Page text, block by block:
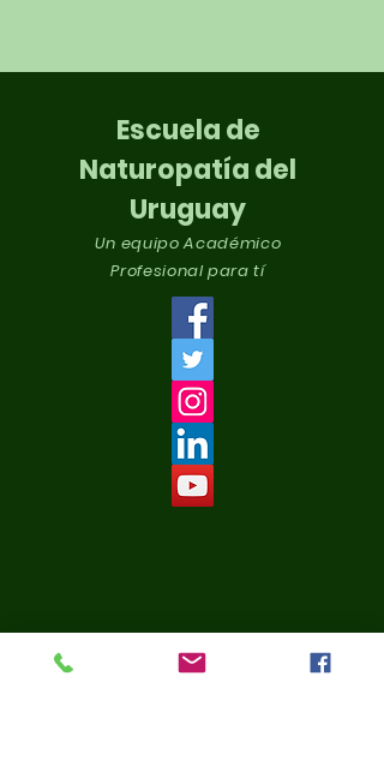
Escuela de
Naturopatía del
Uruguay
Un equipo Académico
Profesional para tí
Principal